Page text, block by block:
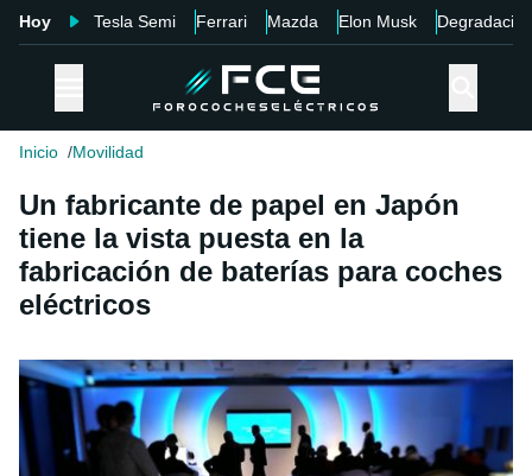
Hoy Tesla Semi Ferrari Mazda Elon Musk Degradación
Inicio Movilidad
Un fabricante de papel en Japón
tiene la vista puesta en la
fabricación de baterías para coches
eléctricos